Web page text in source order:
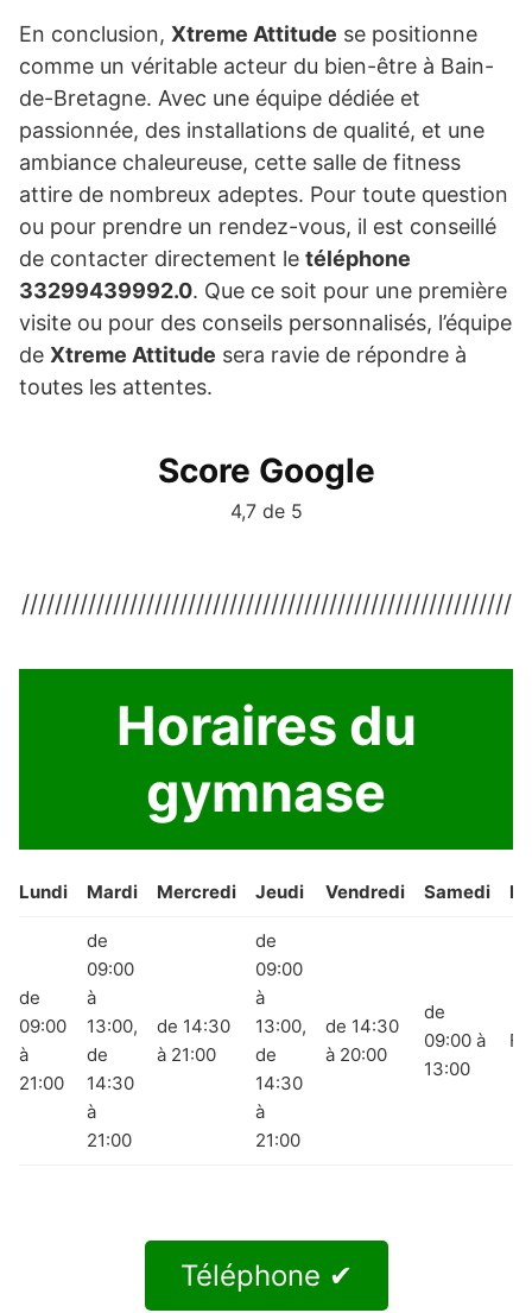
En conclusion, Xtreme Attitude se positionne
comme un véritable acteur du bien-être à Bain-
de-Bretagne. Avec une équipe dédiée et
passionnée, des installations de qualité, et une
ambiance chaleureuse, cette salle de fitness
attire de nombreux adeptes. Pour toute question
ou pour prendre un rendez-vous, il est conseillé
de contacter directement le téléphone
33299439992.0. Que ce soit pour une première
visite ou pour des conseils personnalisés, l’équipe
de Xtreme Attitude sera ravie de répondre à
toutes les attentes.
Score Google
4,7 de 5
///////////////////////////////////////////////////////////
Horaires du
gymnase
Lundi Mardi Mercredi Jeudi Vendredi Samedi
de
09:00
à
21:00
de
09:00
à
13:00,
de
14:30
à
21:00
de 14:30
à 21:00
de
09:00
à
13:00,
de
14:30
à
21:00
de 14:30
à 20:00
de
09:00 à
13:00
Téléphone ✔